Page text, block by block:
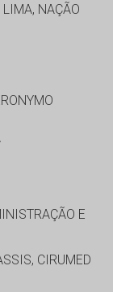
LIMA, NAÇÃO
E
CIRUMED